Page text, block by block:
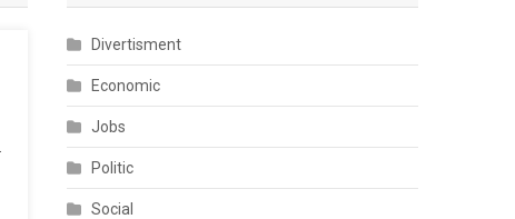
Divertisment
Economic
Jobs
Politic
Social